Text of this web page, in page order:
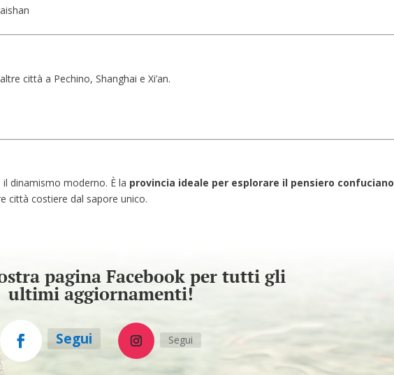
città a Pechino, Shanghai e Xi’an.
dinamismo moderno. È la provincia ideale per esplorare il pensiero confuciano
città costiere dal sapore unico.
pagina Facebook per tutti gli
ultimi aggiornamenti!
Segui Segui